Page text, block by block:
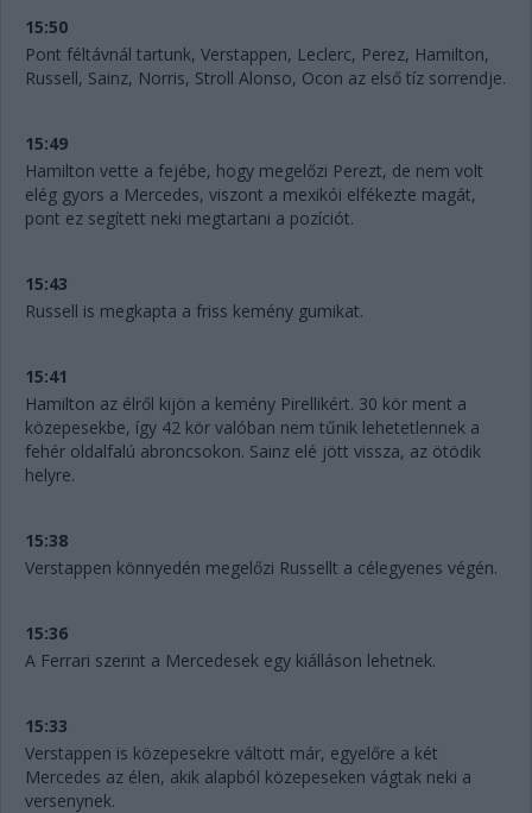
15:50
Pont féltávnál tartunk, Verstappen, Leclerc, Perez, Hamilton,
Russell, Sainz, Norris, Stroll Alonso, Ocon az első tíz sorrendje.
15:49
Hamilton vette a fejébe, hogy megelőzi Perezt, de nem volt
elég gyors a Mercedes, viszont a mexikói elfékezte magát,
pont ez segített neki megtartani a pozíciót.
15:43
Russell is megkapta a friss kemény gumikat.
15:41
Hamilton az élről kijön a kemény Pirellikért. 30 kör ment a
közepesekbe, így 42 kör valóban nem tűnik lehetetlennek a
fehér oldalfalú abroncsokon. Sainz elé jött vissza, az ötödik
helyre.
15:38
Verstappen könnyedén megelőzi Russellt a célegyenes végén.
15:36
A Ferrari szerint a Mercedesek egy kiálláson lehetnek.
15:33
Verstappen is közepesekre váltott már, egyelőre a két
Mercedes az élen, akik alapból közepeseken vágtak neki a
versenynek.